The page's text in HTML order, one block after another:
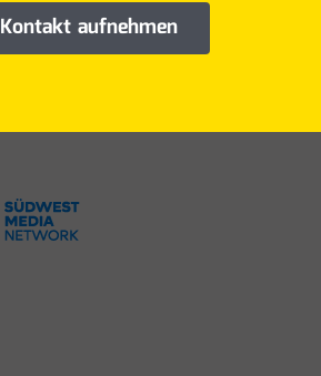
Kontakt aufnehmen